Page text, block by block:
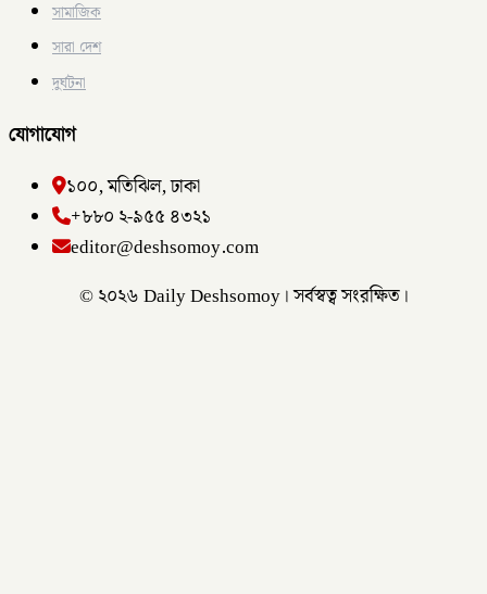
সামাজিক
সারা দেশ
দুর্ঘটনা
যোগাযোগ
১০০, মতিঝিল, ঢাকা
+৮৮০ ২-৯৫৫ ৪৩২১
editor@deshsomoy.com
© ২০২৬ Daily Deshsomoy। সর্বস্বত্ব সংরক্ষিত।